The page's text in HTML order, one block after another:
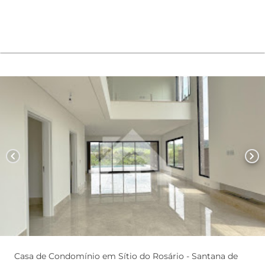
chevron_left chevron_right
Casa de Condomínio em Sítio do Rosário - Santana de